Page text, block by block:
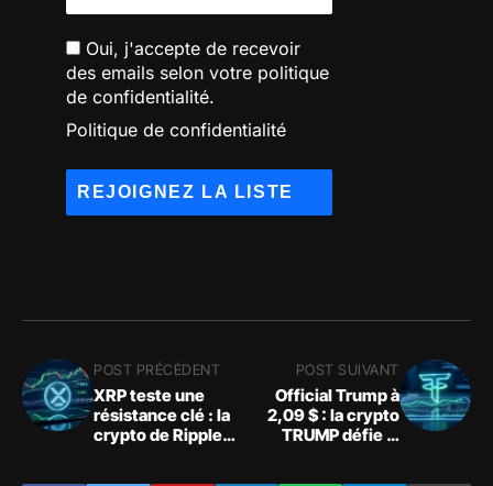
Oui, j'accepte de recevoir
des emails selon votre politique
de confidentialité.
Politique de confidentialité
POST PRÉCÉDENT
XRP teste une
résistance clé : la
crypto de Ripple
POST SUIVANT
Official Trump à
2,09 $ : la crypto
TRUMP défie la